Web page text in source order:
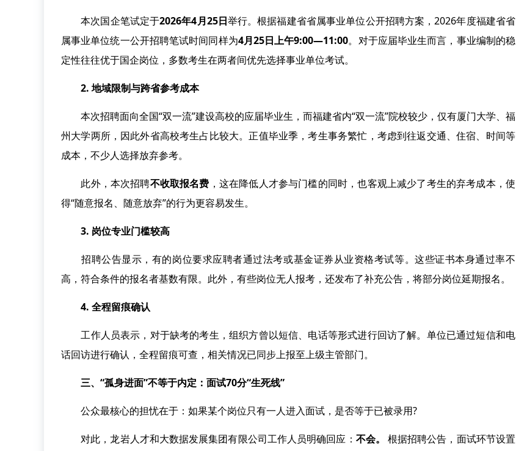
本次国企笔试定于2026年4月25日举行。根据福建省省属事业单位公开招聘方案，2026年度福建省省
属事业单位统一公开招聘笔试时间同样为4月25日上午9:00—11:00。对于应届毕业生而言，事业编制的稳
定性往往优于国企岗位，多数考生在两者间优先选择事业单位考试。
2. 地域限制与跨省参考成本
本次招聘面向全国“双一流”建设高校的应届毕业生，而福建省内“双一流”院校较少，仅有厦门大学、福
州大学两所，因此外省高校考生占比较大。正值毕业季，考生事务繁忙，考虑到往返交通、住宿、时间等
成本，不少人选择放弃参考。
此外，本次招聘不收取报名费 ，这在降低人才参与门槛的同时，也客观上减少了考生的弃考成本，使
得“随意报名、随意放弃”的行为更容易发生。
3. 岗位专业门槛较高
招聘公告显示，有的岗位要求应聘者通过法考或基金证券从业资格考试等。这些证书本身通过率不
高，符合条件的报名者基数有限。此外，有些岗位无人报考，还发布了补充公告，将部分岗位延期报名。
4. 全程留痕确认
工作人员表示，对于缺考的考生，组织方曾以短信、电话等形式进行回访了解。单位已通过短信和电
话回访进行确认，全程留痕可查，相关情况已同步上报至上级主管部门。
三、“孤身进面”不等于内定：面试70分“生死线”
公众最核心的担忧在于：如果某个岗位只有一人进入面试，是否等于已被录用?
对此，龙岩人才和大数据发展集团有限公司工作人员明确回应： 不会。
根据招聘公告，面试环节设置